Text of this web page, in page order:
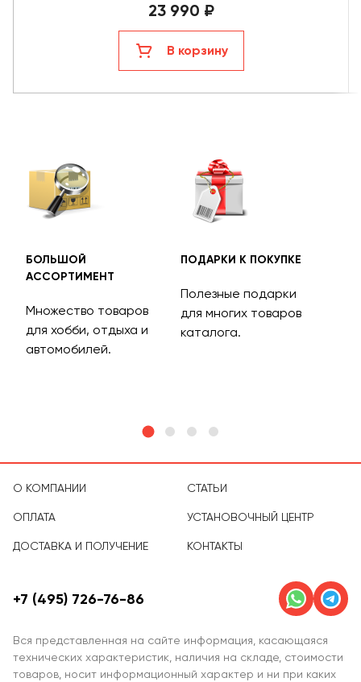
23 990 ₽
В корзину
БОЛЬШОЙ
АССОРТИМЕНТ
Множество товаров
для хобби, отдыха и
автомобилей.
ПОДАРКИ К ПОКУПКЕ
Полезные подарки
для многих товаров
каталога.
О КОМПАНИИ
ОПЛАТА
ДОСТАВКА И ПОЛУЧЕНИЕ
СТАТЬИ
УСТАНОВОЧНЫЙ ЦЕНТР
КОНТАКТЫ
Вся представленная на сайте информация, касающаяся
технических характеристик, наличия на складе, стоимости
товаров, носит информационный характер и ни при каких
+7 (495) 726-76-86